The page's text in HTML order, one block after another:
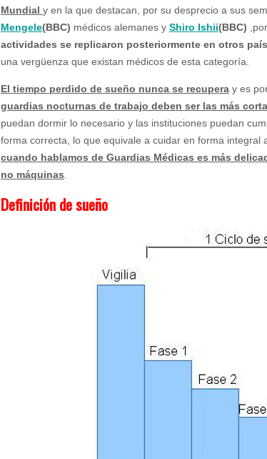
Mundial y en la que destacan, por su desprecio a sus
Mengele(BBC) médicos alemanes y Shiro Ishii(BBC)
actividades se replicaron posteriormente en otros
una vergüenza que existan médicos de esta categoría.
El tiempo perdido de sueño nunca se recupera y es
guardias nocturnas de trabajo deben ser las más
puedan dormir lo necesario y las instituciones puedan
forma correcta, lo que equivale a cuidar en forma integral
cuando hablamos de Guardias Médicas es más
no máquinas.
Definición de sueño